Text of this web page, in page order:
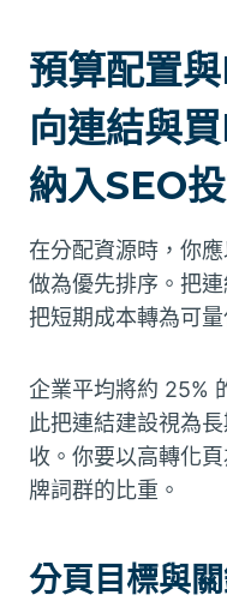
預算配置
向連結與
納入SEO
在分配資源時，你
做為優先排序。把
把短期成本轉為可量
企業平均將約 25%
此把連結建設視為
收。你要以高轉化
牌詞群的比重。
分頁目標與